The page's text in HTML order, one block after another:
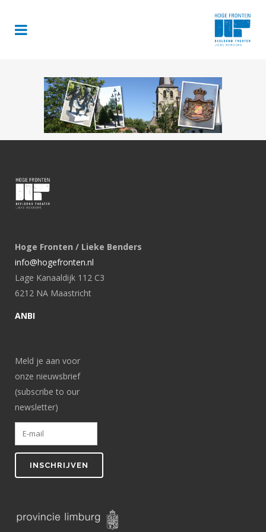
Hoge Fronten / Lieke Benders
info@hogefronten.nl
Lage Kanaaldijk 112 C3
6212 NA Maastricht
ANBI
Meld je aan voor
onze nieuwsbrief
(subscribe to our
newsletter)